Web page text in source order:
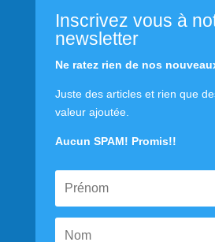
Inscrivez vous à
newsletter
Ne ratez rien de nos
Juste des articles et rien que
valeur ajoutée.
Aucun SPAM! Promis!!